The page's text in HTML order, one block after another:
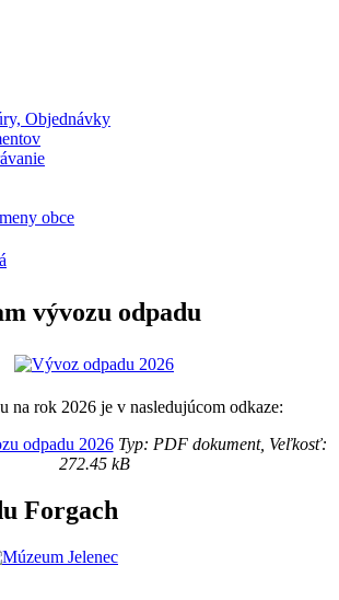
Objednávky
obce
vývozu odpadu
na rok 2026 je v nasledujúcom odkaze:
odpadu 2026Typ: PDF dokument, Veľkosť:
272.45 kB
Forgach